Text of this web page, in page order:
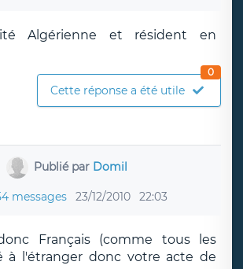
Algérienne et résident en
Cette réponse a été utile
0
Publié par Domil
messages 23/12/2010 22:03
Français (comme tous les
à l'étranger donc votre acte de